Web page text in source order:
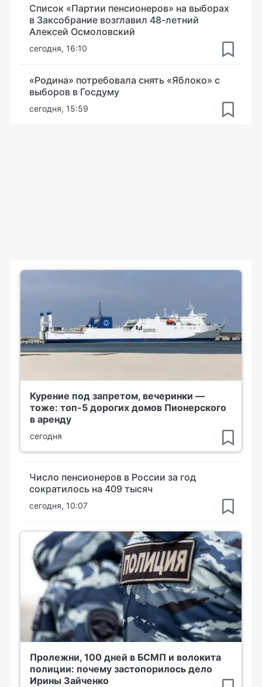
Список «Партии пенсионеров» на выборах
в Заксобрание возглавил 48-летний
Алексей Осмоловский
сегодня, 16:10
«Родина» потребовала снять «Яблоко» с
выборов в Госдуму
сегодня, 15:59
Курение под запретом, вечеринки —
тоже: топ-5 дорогих домов Пионерского
в аренду
сегодня
Число пенсионеров в России за год
сократилось на 409 тысяч
сегодня, 10:07
Пролежни, 100 дней в БСМП и волокита
полиции: почему застопорилось дело
Ирины Зайченко